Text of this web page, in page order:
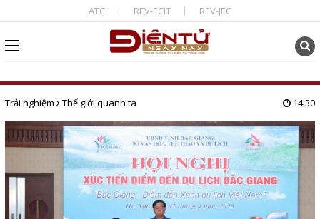
ATC REV-ECIT REV-JEC
Trải nghiệm Thế giới quanh ta 14:30